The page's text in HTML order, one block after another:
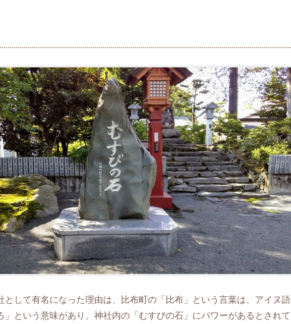
として有名になった理由は、比布町の「比布」という言葉は、アイヌ語
」という意味があり、神社内の「むすびの石」にパワーがあるとされて